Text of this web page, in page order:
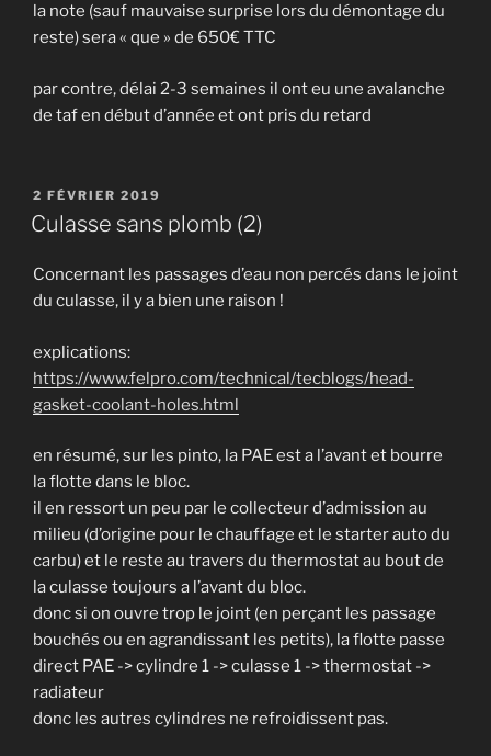
la note (sauf mauvaise surprise lors du démontage du
reste) sera « que » de 650€ TTC
par contre, délai 2-3 semaines il ont eu une avalanche
de taf en début d’année et ont pris du retard
PUBLIÉ
LE
2 FÉVRIER 2019
Culasse sans plomb (2)
Concernant les passages d’eau non percés dans le joint
du culasse, il y a bien une raison !
explications:
https://www.felpro.com/technical/tecblogs/head-
gasket-coolant-holes.html
en résumé, sur les pinto, la PAE est a l’avant et bourre
la flotte dans le bloc.
il en ressort un peu par le collecteur d’admission au
milieu (d’origine pour le chauffage et le starter auto du
carbu) et le reste au travers du thermostat au bout de
la culasse toujours a l’avant du bloc.
donc si on ouvre trop le joint (en perçant les passage
bouchés ou en agrandissant les petits), la flotte passe
direct PAE -> cylindre 1 -> culasse 1 -> thermostat ->
radiateur
donc les autres cylindres ne refroidissent pas.